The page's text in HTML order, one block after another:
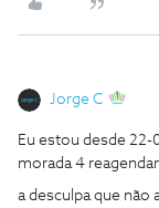
Jorge C
Eu estou desde 22-
morada 4
a desculpa que não